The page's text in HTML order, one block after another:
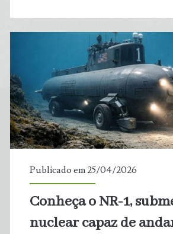
usadas
para
desmatar
a
Publicado em 25/04/2026
Conheça o NR-1,
nuclear capaz de